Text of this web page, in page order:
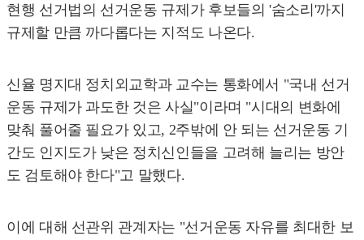
현행 선거법의 선거운동 규제가 후보들의 '숨소리'까지
규제할 만큼 까다롭다는 지적도 나온다.
신율 명지대 정치외교학과 교수는 통화에서 "국내 선거
운동 규제가 과도한 것은 사실"이라며 "시대의 변화에
맞춰 풀어줄 필요가 있고, 2주밖에 안 되는 선거운동 기
간도 인지도가 낮은 정치신인들을 고려해 늘리는 방안
도 검토해야 한다"고 말했다.
이에 대해 선관위 관계자는 "선거운동 자유를 최대한 보